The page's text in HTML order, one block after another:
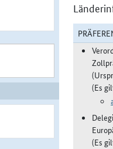
(Es
(Es